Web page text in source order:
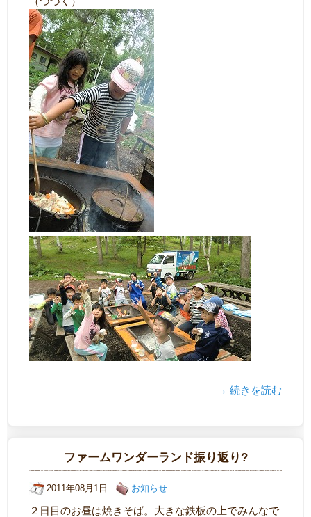
→ 続きを読む
ファームワンダーランド振り返り?
2011年08月1日 お知らせ
２日目のお昼は焼きそば。大きな鉄板の上でみんなで